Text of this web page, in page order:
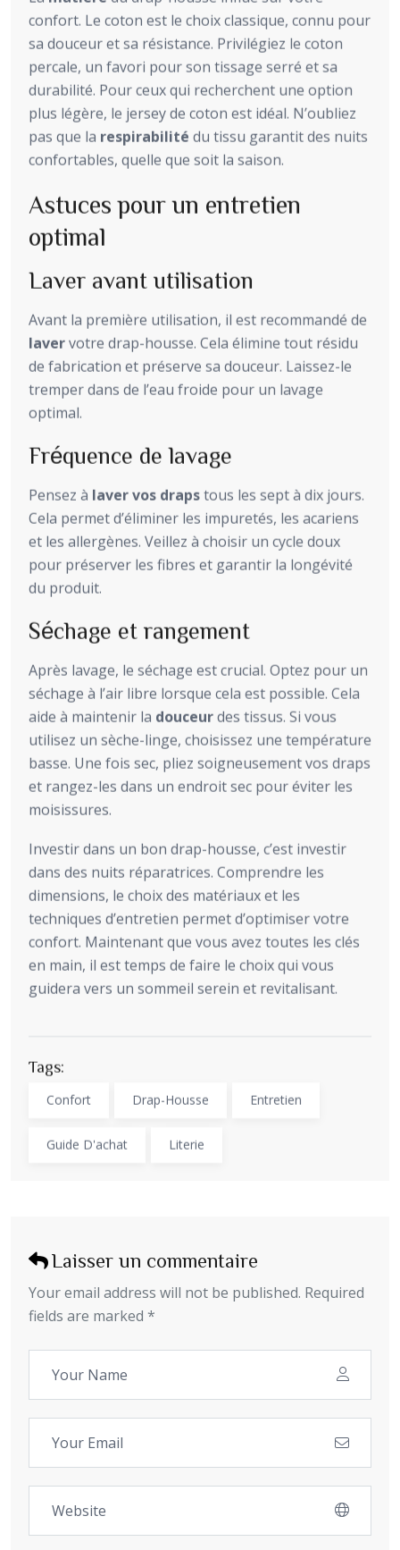
confort. Le coton est le choix classique, connu pour
sa douceur et sa résistance. Privilégiez le coton
percale, un favori pour son tissage serré et sa
durabilité. Pour ceux qui recherchent une option
plus légère, le jersey de coton est idéal. N’oubliez
pas que la respirabilité du tissu garantit des nuits
confortables, quelle que soit la saison.
Astuces pour un entretien
optimal
Laver avant utilisation
Avant la première utilisation, il est recommandé de
lavervotre drap-housse. Cela élimine tout résidu
de fabrication et préserve sa douceur. Laissez-le
tremper dans de l’eau froide pour un lavage
optimal.
Fréquence de lavage
Pensez à laver vos drapstous les sept à dix jours.
Cela permet d’éliminer les impuretés, les acariens
et les allergènes. Veillez à choisir un cycle doux
pour préserver les fibres et garantir la longévité
du produit.
Séchage et rangement
Après lavage, le séchage est crucial. Optez pour un
séchage à l’air libre lorsque cela est possible. Cela
aide à maintenir la douceurdes tissus. Si vous
utilisez un sèche-linge, choisissez une température
basse. Une fois sec, pliez soigneusement vos draps
et rangez-les dans un endroit sec pour éviter les
moisissures.
Investir dans un bon drap-housse, c’est investir
dans des nuits réparatrices. Comprendre les
dimensions, le choix des matériaux et les
techniques d’entretien permet d’optimiser votre
confort. Maintenant que vous avez toutes les clés
en main, il est temps de faire le choix qui vous
guidera vers un sommeil serein et revitalisant.
Tags:
Confort Drap-Housse Entretien
Guide D'achat Literie
Laisser un commentaire
Your email address will not be published. Required
fields are marked *